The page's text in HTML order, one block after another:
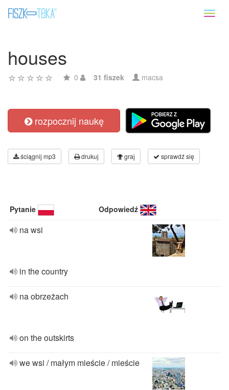
houses
0 31 fiszek macsa
rozpocznij naukę
ściągnij mp3 drukuj graj sprawdź się
Pytanie Odpowiedź
na wsi
in the country
na obrzeżach
on the outskirts
we wsi / małym mieście / mieście